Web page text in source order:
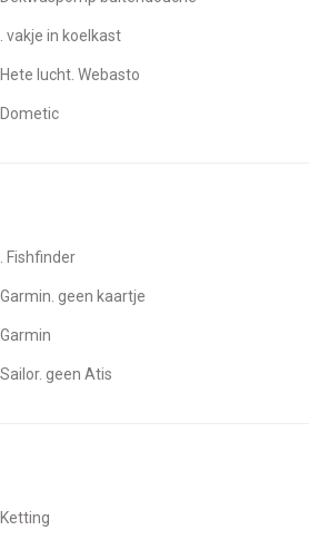
. vakje in koelkast
hete lucht. Webasto
Dometic
. Fishfinder
Garmin. geen kaartje
Garmin
Sailor. geen Atis
Ketting